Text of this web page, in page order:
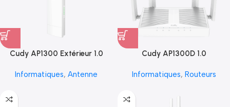
Cudy AP1300 Extérieur 1.0
Informatiques, Antenne
Cudy AP1300D 1.0
Informatiques, Routeurs